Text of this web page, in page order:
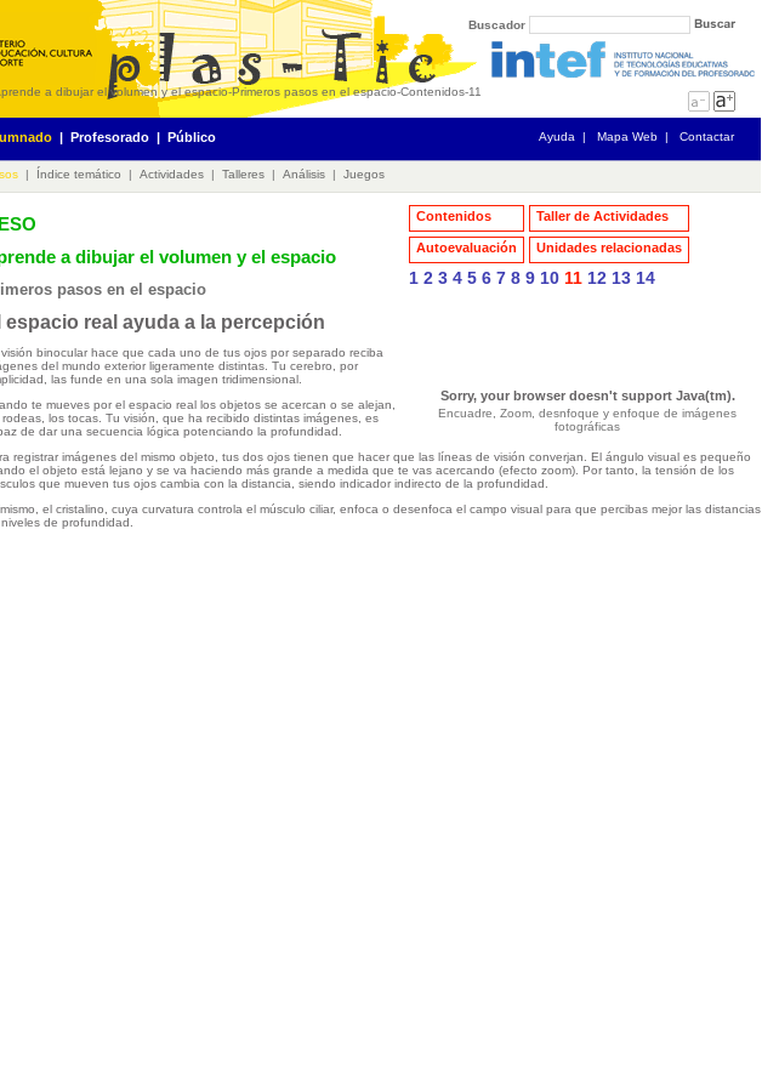
Buscador
a dibujar el volumen y el espacio-Primeros pasos en el espacio-Contenidos-11
| Profesorado | Público Ayuda | Mapa Web | Contactar
| Índice temático | Actividades | Talleres | Análisis | Juegos
Contenidos Taller de Actividades
Autoevaluación Unidades relacionadas
1 2 3 4 5 6 7 8 9 10 11 12 13 14
Sorry, your browser doesn't support Java(tm).
Encuadre, Zoom, desnfoque y enfoque de imágenes
fotográficas
a dibujar el volumen y el espacio
pasos en el espacio
espacio real ayuda a la percepción
binocular hace que cada uno de tus ojos por separado reciba
del mundo exterior ligeramente distintas. Tu cerebro, por
las funde en una sola imagen tridimensional.
te mueves por el espacio real los objetos se acercan o se alejan,
rodeas, los tocas. Tu visión, que ha recibido distintas imágenes, es
de dar una secuencia lógica potenciando la profundidad.
registrar imágenes del mismo objeto, tus dos ojos tienen que hacer que las líneas de visión converjan. El ángulo visual es pequeño
el objeto está lejano y se va haciendo más grande a medida que te vas acercando (efecto zoom). Por tanto, la tensión de los
que mueven tus ojos cambia con la distancia, siendo indicador indirecto de la profundidad.
el cristalino, cuya curvatura controla el músculo ciliar, enfoca o desenfoca el campo visual para que percibas mejor las distancias
de profundidad.